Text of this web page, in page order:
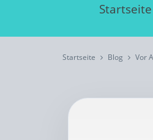
Startseite
Startseite Blog Vor